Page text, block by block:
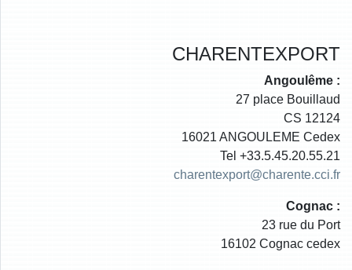
CHARENTEXPORT
Angoulême :
27 place Bouillaud
CS 12124
16021 ANGOULEME Cedex
Tel +33.5.45.20.55.21
charentexport@charente.cci.fr
Cognac :
23 rue du Port
16102 Cognac cedex